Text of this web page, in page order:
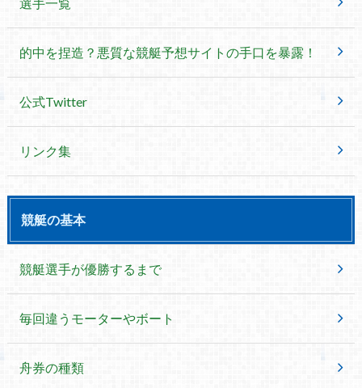
的中を捏造？悪質な競艇予想サイトの手口を暴露！
公式Twitter
リンク集
競艇の基本
競艇選手が優勝するまで
毎回違うモーターやボート
舟券の種類